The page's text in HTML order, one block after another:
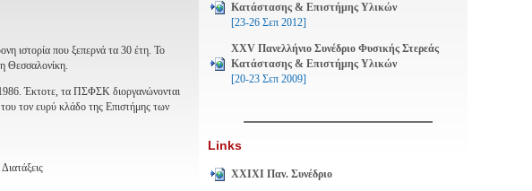
ιστορία που ξεπερνά τα 30 έτη. Το
Θεσσαλονίκη.
Έκτοτε, τα ΠΣΦΣΚ διοργανώνονται
τον ευρύ κλάδο της Επιστήμης των
Κατάστασης & Επιστήμης Υλικών
[23-26 Σεπ 2012]
XXV Πανελλήνιο Συνέδριο Φυσικής Στερεάς
Κατάστασης & Επιστήμης Υλικών
[20-23 Σεπ 2009]
Links
XXIXI Παν. Συνέδριο